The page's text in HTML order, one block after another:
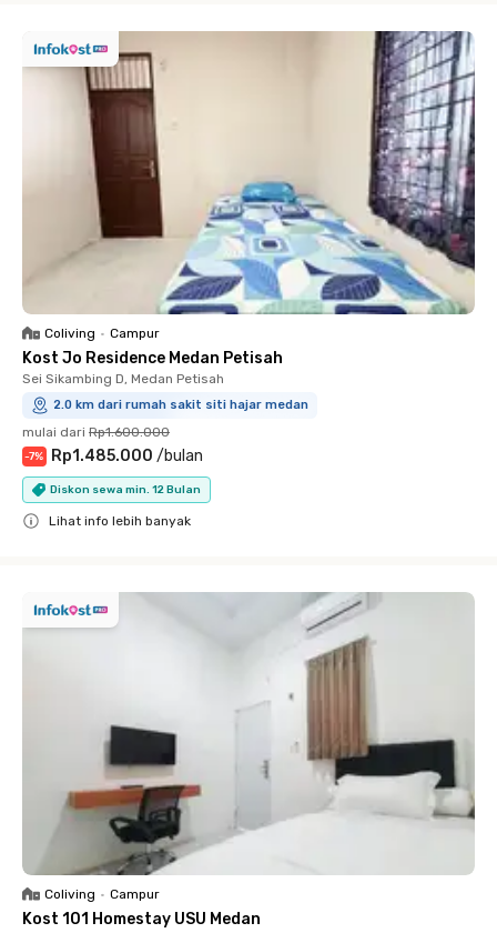
Coliving • Campur
Kost Jo Residence Medan Petisah
Sei Sikambing D, Medan Petisah
2.0 km dari rumah sakit siti hajar medan
mulai dari Rp1.600.000
-7% Rp1.485.000 /bulan
Diskon sewa min. 12 Bulan
Lihat info lebih banyak
Coliving • Campur
Kost 101 Homestay USU Medan